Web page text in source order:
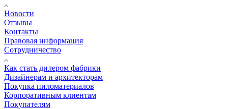
Новости
Отзывы
Контакты
Правовая информация
Сотрудничество
Как стать дилером фабрики
Дизайнерам и архитекторам
Покупка пиломатериалов
Корпоративным клиентам
Покупателям